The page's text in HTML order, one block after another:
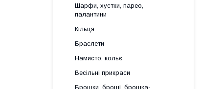
Шарфи, хустки, парео,
палантини
Кільця
Браслети
Намисто, кольє
Весільні прикраси
Брошки, броші, брошка-